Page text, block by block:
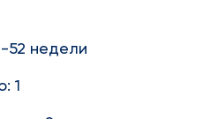
52 недели
1